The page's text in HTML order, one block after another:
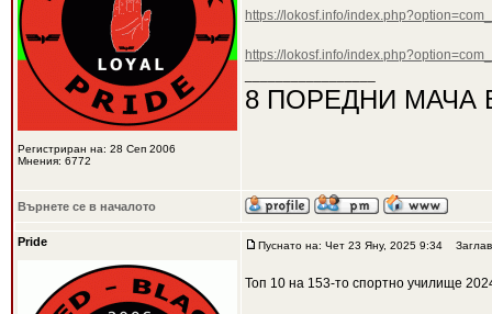
Регистриран на: 28 Сеп 2006
Мнения: 6772
https://lokosf.info/
https://lokosf.info/
8 ПОРЕДНИ МАЧА
Върнете се в началото
Pride Пуснато на: Чет 23 Яну, 2025 9:34
Топ 10 на 153-то спортно училище